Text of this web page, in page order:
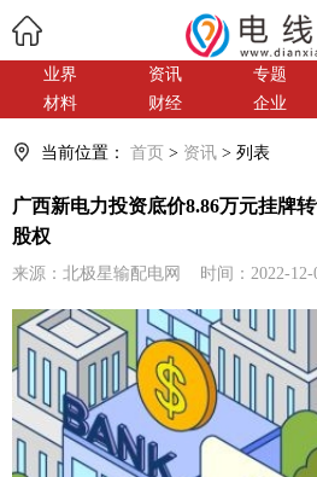
业界 资讯 专题
材料
财经 企业
当前位置： 首页 > 资讯 > 列表
广西新电力投资底价8.86万元挂牌
股权
来源：北极星输配电网 时间：2022-12-